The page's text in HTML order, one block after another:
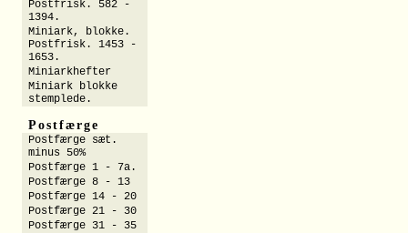
Postfrisk. 582 -
1394.
Miniark, blokke.
Postfrisk. 1453 -
1653.
Miniarkhefter
Miniark blokke
stemplede.
Postfærge
Postfærge sæt.
minus 50%
Postfærge 1 - 7a.
Postfærge 8 - 13
Postfærge 14 - 20
Postfærge 21 - 30
Postfærge 31 - 35